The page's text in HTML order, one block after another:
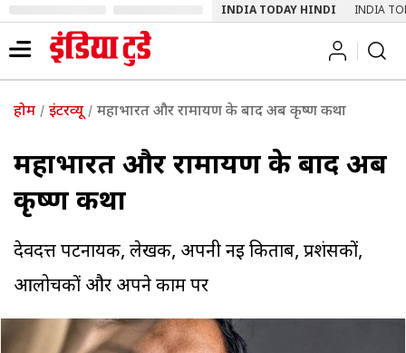
INDIA TODAY HINDI INDIA
होम इंटरव्यू महाभारत और रामायण के बाद अब कृष्ण कथा
महाभारत और रामायण के बाद अब
कृष्ण कथा
देवदत्त पटनायक, लेखक, अपनी नई किताब, प्रशंसकों,
आलोचकों और अपने काम पर